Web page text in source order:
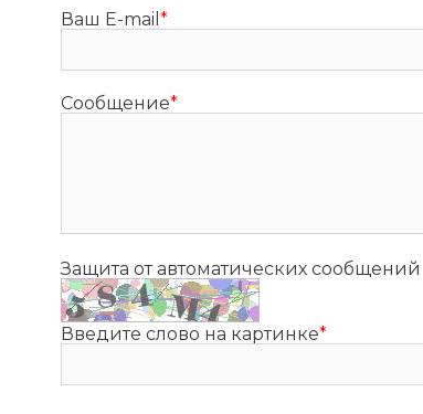
Ваш E-mail *
Сообщение*
Защита от автоматических сообщений
Введите слово на картинке*